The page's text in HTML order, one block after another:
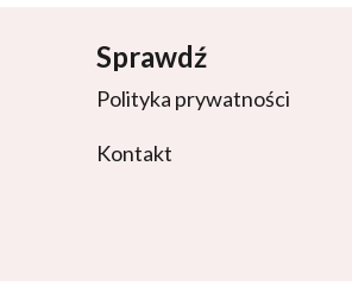
Sprawdź
Polityka prywatności
Kontakt